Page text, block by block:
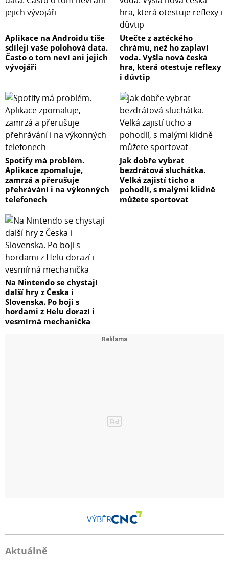
Aplikace na Androidu tiše
sdílejí vaše polohová data.
Často o tom neví ani jejich
vývojáři
Utečte z aztéckého
chrámu, než ho zaplaví
voda. Vyšla nová česká
hra, která otestuje reflexy
i důvtip
Spotify má problém.
Aplikace zpomaluje,
zamrzá a přerušuje
přehrávání i na výkonných
telefonech
Jak dobře vybrat
bezdrátová sluchátka.
Velká zajistí ticho a
pohodlí, s malými klidně
můžete sportovat
Na Nintendo se chystají
další hry z Česka i
Slovenska. Po boji s
hordami z Helu dorazí i
vesmírná mechanička
VÝBĚR
Aktuálně